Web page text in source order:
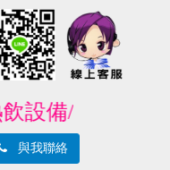
備/製冰機/封
與我聯絡